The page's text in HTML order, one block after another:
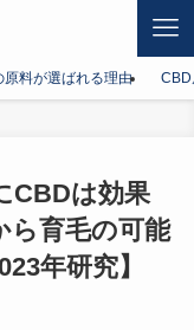
原料が選ばれる理由 CBD
CBDは効果
ら育毛の可能
年研究】